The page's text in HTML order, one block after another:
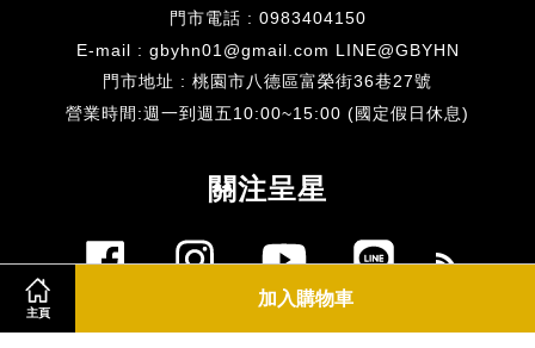
主頁
加入購物車
門市電話 : 0983404150
E-mail : gbyhn01@gmail.com LINE@GBYHN
門市地址 : 桃園市八德區富榮街36巷27號
​營業時間:週一到週五10:00~15:00 (國定假日休息)
關注呈星
Facebook Instagram YouTube
RSS